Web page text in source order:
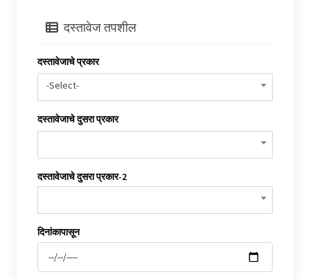
दस्तावेज तपशील
दस्तावेजाचे प्रकार
-Select-
दस्तावेजाचे दुसरा प्रकार
दस्तावेजाचे दुसरा प्रकार-2
दिनांकापासून